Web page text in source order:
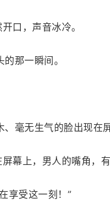
口，声音冰冷。
那一瞬间。
毫无生气的脸出现在屏
幕上，男人的嘴角，
享受这一刻！”